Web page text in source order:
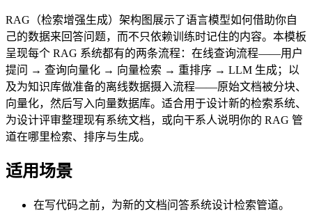
RAG（检索增强生成）架构图展示了语言模型如何借助你自
己的数据来回答问题，而不只依赖训练时记住的内容。本模板
呈现每个 RAG 系统都有的两条流程：在线查询流程——用户
提问 → 查询向量化 → 向量检索 → 重排序 → LLM 生成；以
及为知识库做准备的离线数据摄入流程——原始文档被分块、
向量化，然后写入向量数据库。适合用于设计新的检索系统、
为设计评审整理现有系统文档，或向干系人说明你的 RAG 管
道在哪里检索、排序与生成。
适用场景
在写代码之前，为新的文档问答系统设计检索管道。